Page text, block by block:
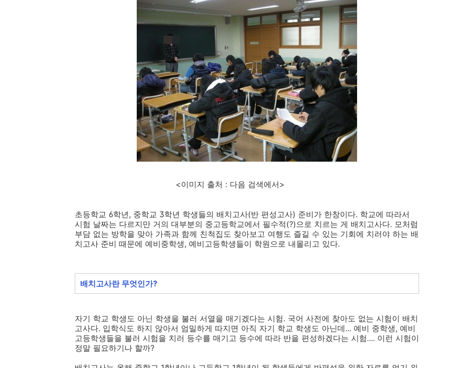
<이미지 출처 : 다음 검색에서>
초등학교 6학년, 중학교 3학년 학생들의 배치고사(반 편성고사) 준비가 한창이다. 학교에 따라서
시험 날짜는 다르지만 거의 대부분의 중고등학교에서 필수적(?)으로 치르는 게 배치고사다. 모처럼
부담 없는 방학을 맞아 가족과 함께 친척집도 찾아보고 여행도 즐길 수 있는 기회에 치러야 하는 배
치고사 준비 때문에 예비중학생, 예비고등학생들이 학원으로 내몰리고 있다.
배치고사란 무엇인가?
자기 학교 학생도 아닌 학생을 불러 서열을 매기겠다는 시험. 국어 사전에 찾아도 없는 시험이 배치
고사다. 입학식도 하지 않아서 엄밀하게 따지면 아직 자기 학교 학생도 아닌데... 예비 중학생, 예비
고등학생들을 불러 시험을 치러 등수를 매기고 등수에 따라 반을 편성하겠다는 시험.... 이런 시험이
정말 필요하기나 할까?